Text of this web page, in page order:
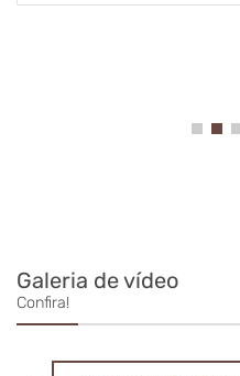
experiência! Quando
gastronomia, separados
história de cada prato
Galeria de vídeo
Confira!